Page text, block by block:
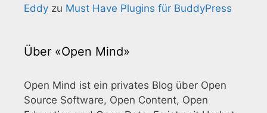
Eddy zu Must Have Plugins für BuddyPress
Über «Open Mind»
Open Mind ist ein privates Blog über Open
Source Software, Open Content, Open